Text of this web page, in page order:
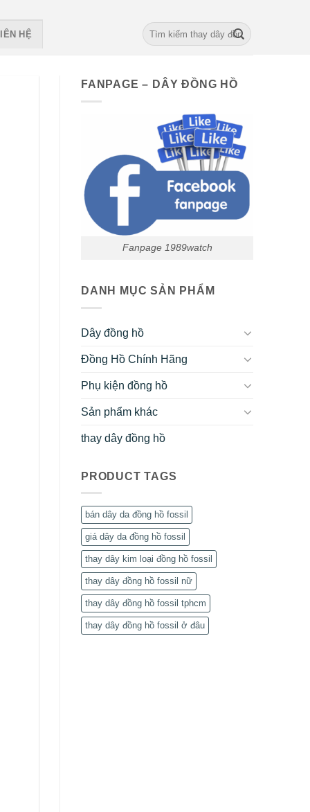
HỆ
Search
for:
FANPAGE – DÂY ĐỒNG HỒ
Fanpage 1989watch
DANH MỤC SẢN PHẨM
Dây đồng hồ
Đồng Hồ Chính Hãng
Phụ kiện đồng hồ
Sản phẩm khác
thay dây đồng hồ
PRODUCT TAGS
bán dây da đồng hồ fossil
giá dây da đồng hồ fossil
thay dây kim loại đồng hồ fossil
thay dây đồng hồ fossil nữ
thay dây đồng hồ fossil tphcm
thay dây đồng hồ fossil ở đâu